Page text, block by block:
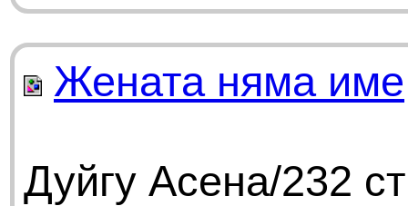
Жената няма име
Дуйгу Асена/232